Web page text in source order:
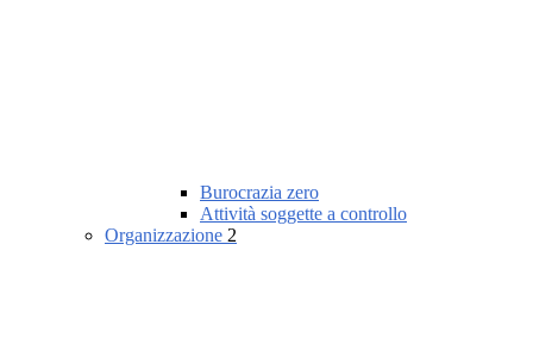
Burocrazia zero
Attività soggette a controllo
Organizzazione 2